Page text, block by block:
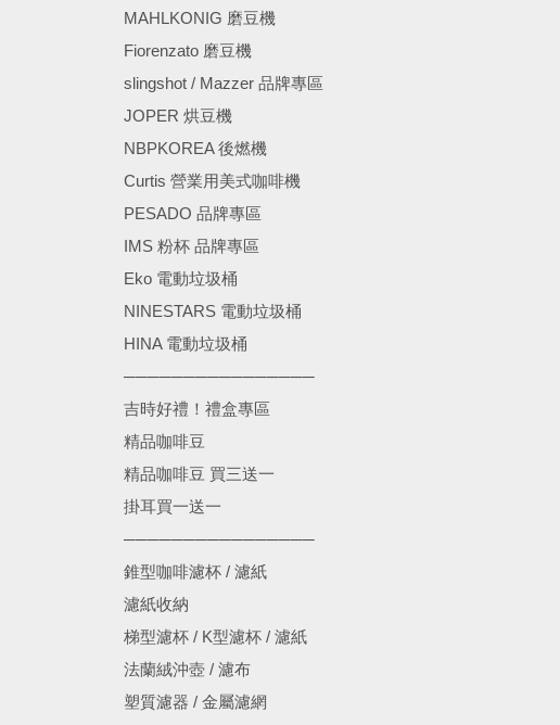
MAHLKONIG 磨豆機
Fiorenzato 磨豆機
slingshot / Mazzer 品牌專區
JOPER 烘豆機
NBPKOREA 後燃機
Curtis 營業用美式咖啡機
PESADO 品牌專區
IMS 粉杯 品牌專區
Eko 電動垃圾桶
NINESTARS 電動垃圾桶
HINA 電動垃圾桶
────────────────
吉時好禮！禮盒專區
精品咖啡豆
精品咖啡豆 買三送一
掛耳買一送一
────────────────
錐型咖啡濾杯 / 濾紙
濾紙收納
梯型濾杯 / K型濾杯 / 濾紙
法蘭絨沖壺 / 濾布
塑質濾器 / 金屬濾網